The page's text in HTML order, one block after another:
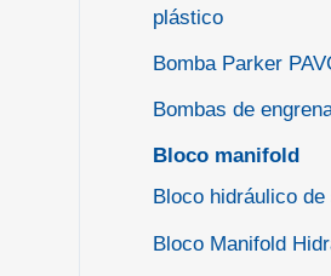
plástico
Bomba Parker
Bombas de
Bloco manifold
Bloco hidráulico
Bloco Manifold